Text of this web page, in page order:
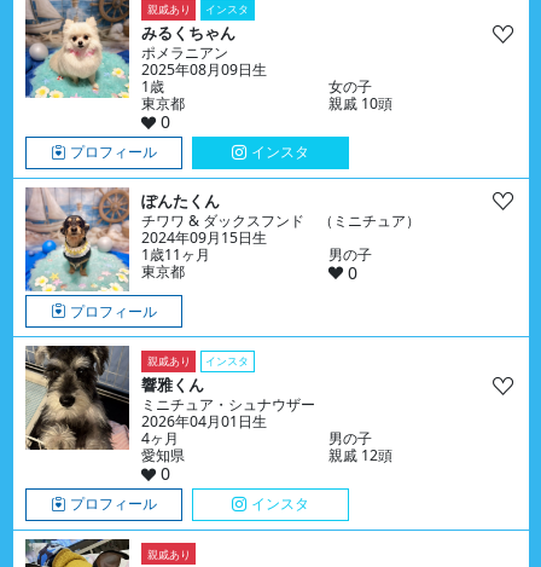
親戚あり インスタ
みるくちゃん
ポメラニアン
2025年08月09日生
1歳
女の子
東京都
親戚 10頭
0
プロフィール インスタ
ぽんたくん
チワワ & ダックスフンド （ミニチュア）
2024年09月15日生
1歳11ヶ月
男の子
東京都
0
プロフィール
親戚あり インスタ
響雅くん
ミニチュア・シュナウザー
2026年04月01日生
4ヶ月
男の子
愛知県
親戚 12頭
0
プロフィール インスタ
親戚あり